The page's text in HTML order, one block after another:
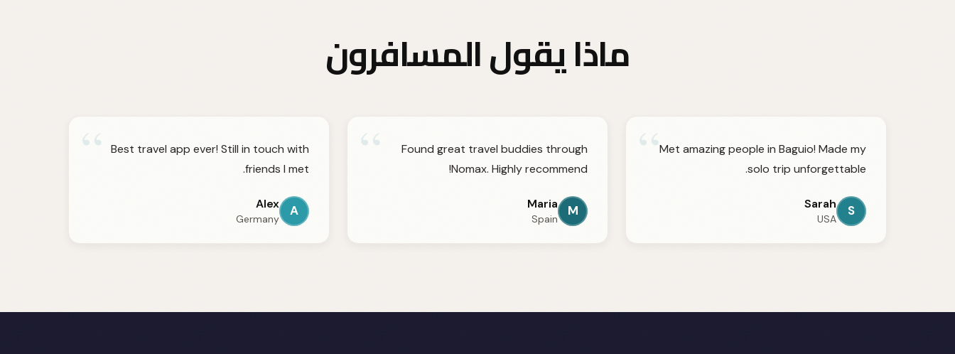
ماذا يقول المسافرون
“Met amazing people in Baguio! Made my
solo trip unforgettable.
S
Sarah
USA
“
Found great travel buddies through
Nomax. Highly recommend!
M
Maria
Spain
“
Best travel app ever! Still in touch with
friends I met.
A
Alex
Germany